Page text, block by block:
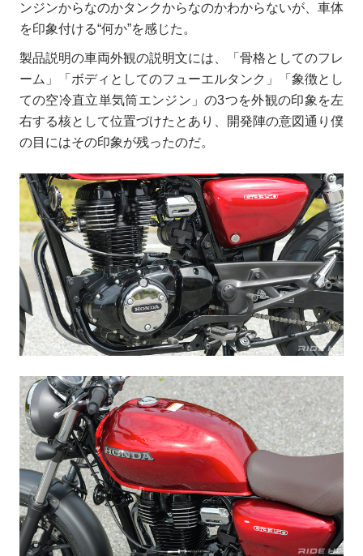
ンジンからなのかタンクからなのかわからないが、車体
を印象付ける“何か”を感じた。
製品説明の車両外観の説明文には、「骨格としてのフレ
ーム」「ボディとしてのフューエルタンク」「象徴とし
ての空冷直立単気筒エンジン」の3つを外観の印象を左
右する核として位置づけたとあり、開発陣の意図通り僕
の目にはその印象が残ったのだ。